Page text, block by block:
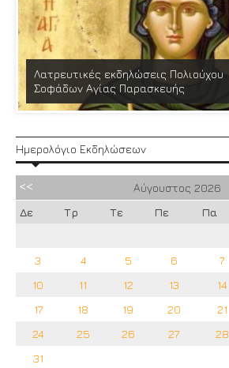
Λατρευτικές εκδηλώσεις Πολιούχου
Σοφάδων Αγίας Παρασκευής
Ημερολόγιο Εκδηλώσεων
Αύγουστος 2026
Δε
Τρ Τε Πε Πα
3
4 5 6 7
10
11 12 13 14
17
18 19 20 21
24
25 26 27 28
31